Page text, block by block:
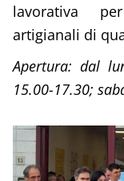
lavorativa
artigianali di
Apertura: dal
15.00-17.30;